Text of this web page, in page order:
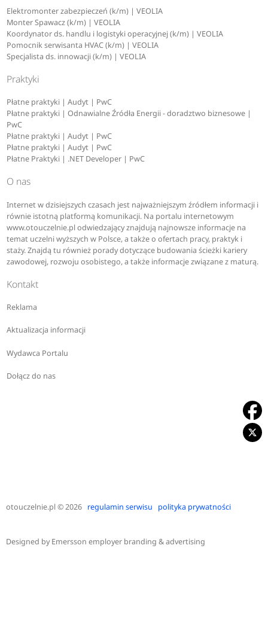
Elektromonter zabezpieczeń (k/m) | VEOLIA
Monter Spawacz (k/m) | VEOLIA
Koordynator ds. handlu i logistyki operacyjnej (k/m) | VEOLIA
Pomocnik serwisanta HVAC (k/m) | VEOLIA
Specjalista ds. innowacji (k/m) | VEOLIA
Praktyki
Płatne praktyki | Audyt | PwC
Płatne praktyki | Odnawialne Źródła Energii - doradztwo biznesowe |
PwC
Płatne praktyki | Audyt | PwC
Płatne praktyki | Audyt | PwC
Płatne Praktyki | .NET Developer | PwC
O nas
Internet w dzisiejszych czasach jest najważniejszym źródłem informacji i
równie istotną platformą komunikacji. Na portalu internetowym
www.otouczelnie.pl odwiedzający znajdują najnowsze informacje na
temat uczelni wyższych w Polsce, a także o ofertach pracy, praktyk i
staży. Znajdą tu również porady dotyczące budowania ścieżki kariery
zawodowej, rozwoju osobistego, a także informacje związane z maturą.
Kontakt
Reklama
Aktualizacja informacji
Wydawca Portalu
Dołącz do nas
otouczelnie.pl© 2026 regulamin serwisu polityka prywatności
Designed byEmersson employer branding & advertising